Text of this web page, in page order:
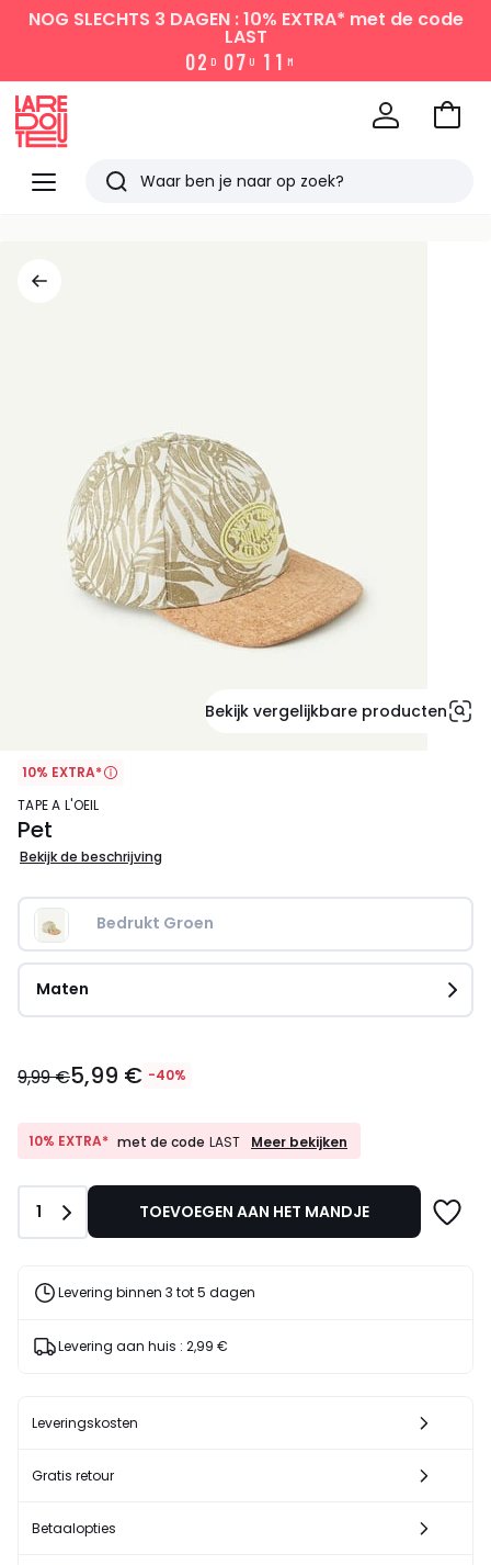
NOG SLECHTS 3 DAGEN : 10% EXTRA* met de code
LAST
02 D 07 U 1 1 M
Menu
Redoute
Zoeken
Naar
Bekijk vergelijkbare producten
10% EXTRA*
TAPE A L'OEIL
Pet
Bekijk de beschrijving
Bedrukt Groen
Maten
€
van
€
40%
9,99 €5,99 € -40%
10% EXTRA* met de code LAST
10%
code
LAST
Meer bekijken
Aantal
1 TOEVOEGEN AAN HET MANDJE
Levering binnen 3 tot 5 dagen
Levering aan huis : 2,99 €
Leveringskosten
Gratis retour
Betaalopties